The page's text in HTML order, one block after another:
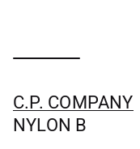
C.P. COMPANY
NYLON B